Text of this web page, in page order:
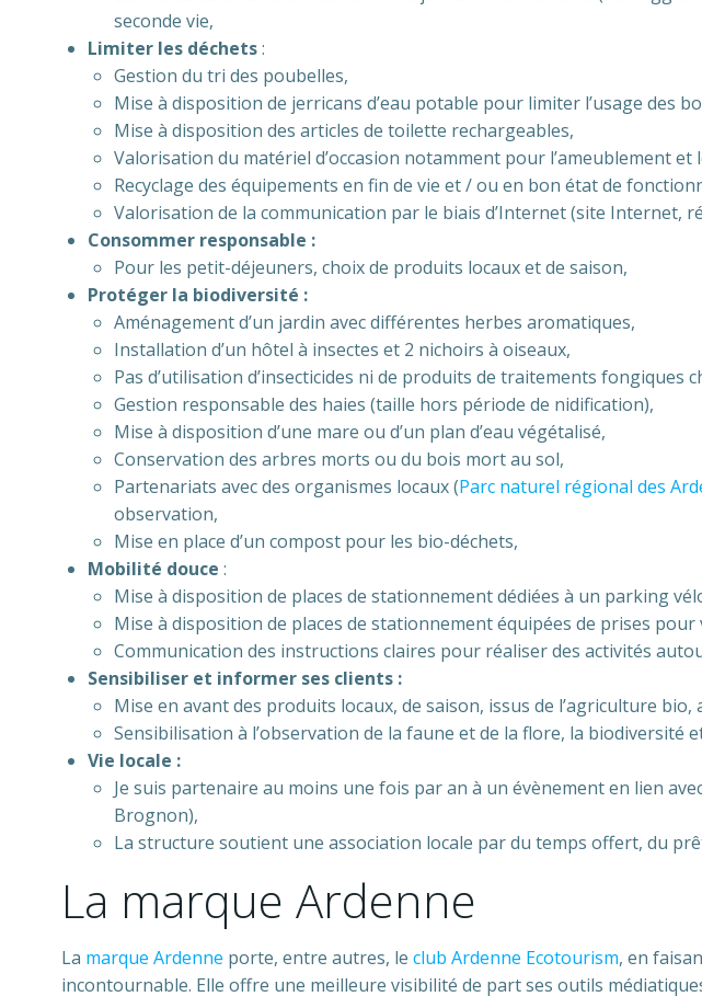
seconde vie,
Limiter les déchets:
Gestion du tri des poubelles,
Mise à disposition de jerricans d’eau potable pour limiter l’usage des
Mise à disposition des articles de toilette rechargeables,
Valorisation du matériel d’occasion notamment pour l’ameublement
Recyclage des équipements en fin de vie et / ou en bon état de
Valorisation de la communication par le biais d’Internet (site Internet,
Consommer responsable :
Pour les petit-déjeuners, choix de produits locaux et de saison,
Protéger la biodiversité :
Aménagement d’un jardin avec différentes herbes aromatiques,
Installation d’un hôtel à insectes et 2 nichoirs à oiseaux,
Pas d’utilisation d’insecticides ni de produits de traitements fongiques
Gestion responsable des haies (taille hors période de nidification),
Mise à disposition d’une mare ou d’un plan d’eau végétalisé,
Conservation des arbres morts ou du bois mort au sol,
Partenariats avec des organismes locaux (Parc naturel régional des
observation,
Mise en place d’un compost pour les bio-déchets,
Mobilité douce :
Mise à disposition de places de stationnement dédiées à un parking
Mise à disposition de places de stationnement équipées de prises
Communication des instructions claires pour réaliser des activités
Sensibiliser et informer ses clients :
Mise en avant des produits locaux, de saison, issus de l’agriculture
Sensibilisation à l’observation de la faune et de la flore, la biodiversité
Vie locale :
Je suis partenaire au moins une fois par an à un évènement en lien
Brognon),
La structure soutient une association locale par du temps offert, du
La marque Ardenne
La marque Ardenne porte, entre autres, le club Ardenne Ecotourism, en
incontournable. Elle offre une meilleure visibilité de part ses outils